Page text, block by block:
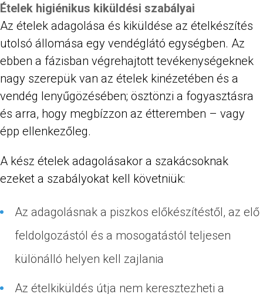
Ételek higiénikus kiküldési szabályai
Az ételek adagolása és kiküldése az ételkészítés
utolsó állomása egy vendéglátó egységben. Az
ebben a fázisban végrehajtott tevékenységeknek
nagy szerepük van az ételek kinézetében és a
vendég lenyűgözésében; ösztönzi a fogyasztásra
és arra, hogy megbízzon az étteremben – vagy
épp ellenkezőleg.
A kész ételek adagolásakor a szakácsoknak
ezeket a szabályokat kell követniük:
Az adagolásnak a piszkos előkészítéstől, az elő
feldolgozástól és a mosogatástól teljesen
különálló helyen kell zajlania
Az ételkiküldés útja nem keresztezheti a